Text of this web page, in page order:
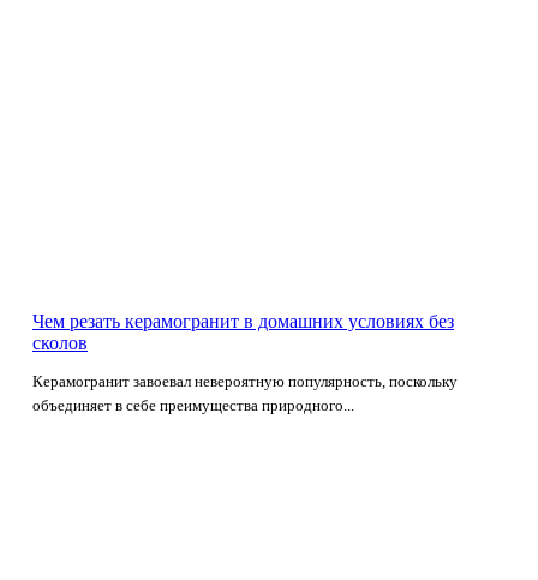
Чем резать керамогранит в домашних условиях без
сколов
Керамогранит завоевал невероятную популярность, поскольку
объединяет в себе преимущества природного...